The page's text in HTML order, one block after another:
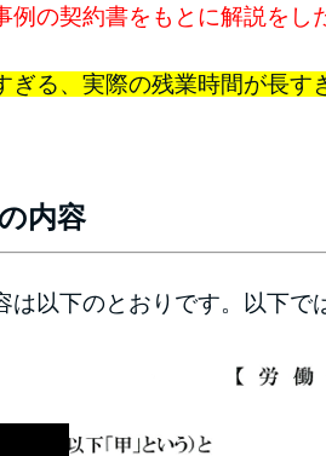
例の契約書をもとに解説をし
ぎる、実際の残業時間が長す
書の内容
以下のとおりです。以下